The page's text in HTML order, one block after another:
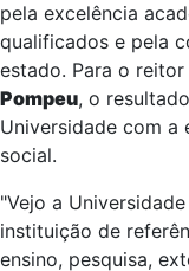
pela excelência
qualificados e pela
estado. Para o
Pompeu, o
Universidade com a
social.
"Vejo a
instituição de
ensino, pesquisa,